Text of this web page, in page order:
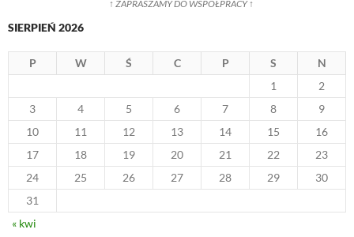
↑ ZAPRASZAMY DO WSPÓŁPRACY ↑
SIERPIEŃ 2026
P W Ś C P S
N
1
2
3
4 5 6 7 8
9
10
11 12 13 14 15
16
17
18 19 20 21 22
23
24
25 26 27 28 29
30
31
« kwi